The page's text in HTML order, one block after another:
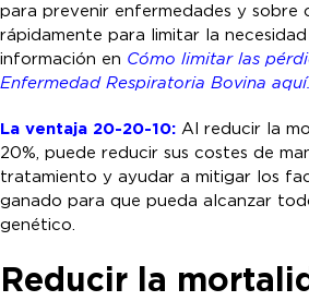
para prevenir enfermedades y sobre
rápidamente para limitar la
información en Cómo limitar las
Enfermedad Respiratoria Bovina aquí.
La ventaja 20-20-10: Al reducir la
20%, puede reducir sus costes de
tratamiento y ayudar a mitigar los
ganado para que pueda alcanzar
genético.
Reducir la